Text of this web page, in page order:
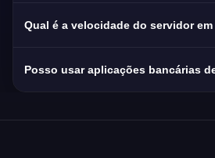
Qual é a velocidade do servidor em
velocidade média em El
Posso usar aplicações bancárias
Davivienda El Salvador estão